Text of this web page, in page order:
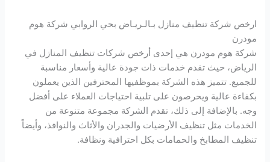
ارخص شركة تنظيف منازل بـالـريـاض بحي الروابي شركة هوم
مودرن
شركة هوم مودرن هي إحدى أرخص شركات تنظيف المنازل في
الرياض، حيث تقدم خدمات ذات جودة عالية وأسعار مناسبة
للجميع. تتميز هذه الشركة بموظفيها المحترفين الذين يعملون
بكفاءة عالية ويحرصون على تلبية احتياجات العملاء على أفضل
وجه. بالإضافة إلى ذلك، تقدم الشركة مجموعة متنوعة من
الخدمات مثل تنظيف الأرضيات والجدران والأثاث والنوافذ، وأيضاً
تنظيف المطابخ والحمامات بكل احترافية ونظافة.